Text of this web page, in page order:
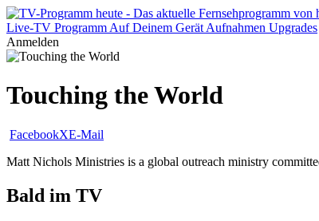
Live-TV Programm Auf Deinem Gerät Aufnahmen Upgrades
Anmelden
Touching the World
FacebookXE-Mail
Matt Nichols Ministries is a global outreach ministry
Bald im TV